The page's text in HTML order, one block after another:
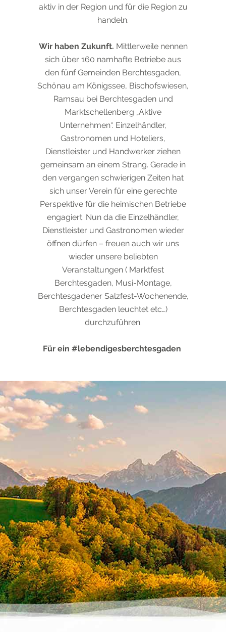
aktiv in der Region und für die Region zu
handeln.
Wir haben Zukunft. Mittlerweile nennen
sich über 160 namhafte Betriebe aus
den fünf Gemeinden Berchtesgaden,
Schönau am Königssee, Bischofswiesen,
Ramsau bei Berchtesgaden und
Marktschellenberg „Aktive
Unternehmen“. Einzelhändler,
Gastronomen und Hoteliers,
Dienstleister und Handwerker ziehen
gemeinsam an einem Strang. Gerade in
den vergangen schwierigen Zeiten hat
sich unser Verein für eine gerechte
Perspektive für die heimischen Betriebe
engagiert. Nun da die Einzelhändler,
Dienstleister und Gastronomen wieder
öffnen dürfen – freuen auch wir uns
wieder unsere beliebten
Veranstaltungen ( Marktfest
Berchtesgaden, Musi-Montage,
Berchtesgadener Salzfest-Wochenende,
Berchtesgaden leuchtet etc…)
durchzuführen.
Für ein #lebendigesberchtesgaden